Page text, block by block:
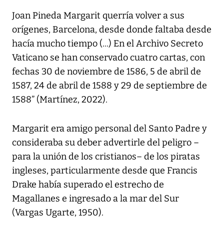
Joan Pineda Margarit querría volver a sus
orígenes, Barcelona, desde donde faltaba desde
hacía mucho tiempo (...) En el Archivo Secreto
Vaticano se han conservado cuatro cartas, con
fechas 30 de noviembre de 1586, 5 de abril de
1587, 24 de abril de 1588 y 29 de septiembre de
1588” (Martínez, 2022).
Margarit era amigo personal del Santo Padre y
consideraba su deber advertirle del peligro –
para la unión de los cristianos– de los piratas
ingleses, particularmente desde que Francis
Drake había superado el estrecho de
Magallanes e ingresado a la mar del Sur
(Vargas Ugarte, 1950).